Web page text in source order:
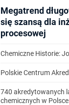
Megatrend
się szansą dla
procesowej
Chemiczne Historie:
Polskie Centrum
740 akredytowanych
chemicznych w